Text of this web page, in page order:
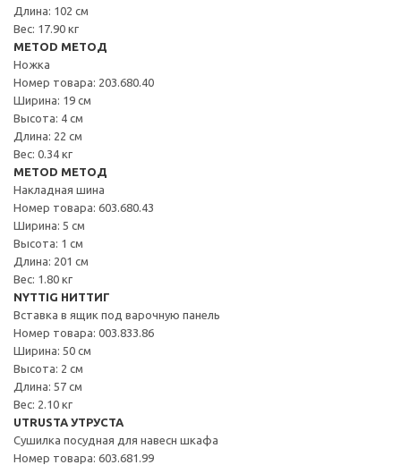
Длина: 102 см
Вес: 17.90 кг
METOD МЕТОД
Ножка
Номер товара: 203.680.40
Ширина: 19 см
Высота: 4 см
Длина: 22 см
Вес: 0.34 кг
METOD МЕТОД
Накладная шина
Номер товара: 603.680.43
Ширина: 5 см
Высота: 1 см
Длина: 201 см
Вес: 1.80 кг
NYTTIG НИТТИГ
Вставка в ящик под варочную панель
Номер товара: 003.833.86
Ширина: 50 см
Высота: 2 см
Длина: 57 см
Вес: 2.10 кг
UTRUSTA УТРУСТА
Сушилка посудная для навесн шкафа
Номер товара: 603.681.99